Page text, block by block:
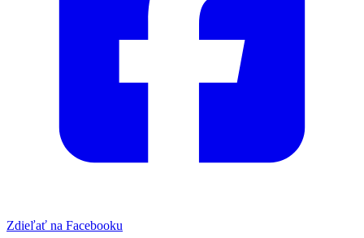
Zdieľať na Facebooku